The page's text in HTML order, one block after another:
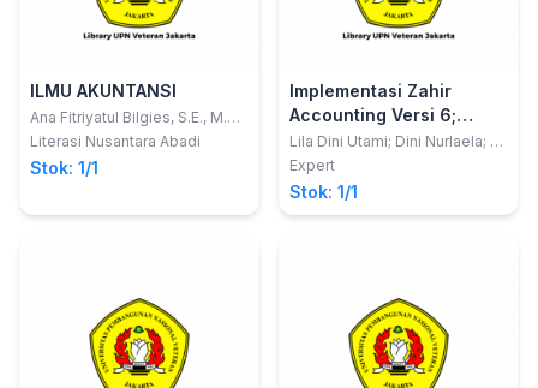
ILMU AKUNTANSI
Ana Fitriyatul Bilgies, S.E., M.M.;
dkk
Literasi Nusantara Abadi
Stok: 1/1
Implementasi Zahir
Accounting Versi 6;
Akuntansi Perusahaan
Dagang dan Jasa
Lila Dini Utami; Dini Nurlaela; Sri
Wasiyanti; Siti Masripah
Expert
Stok: 1/1